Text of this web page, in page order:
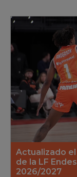
Actualizado
de la LF
2026/2027